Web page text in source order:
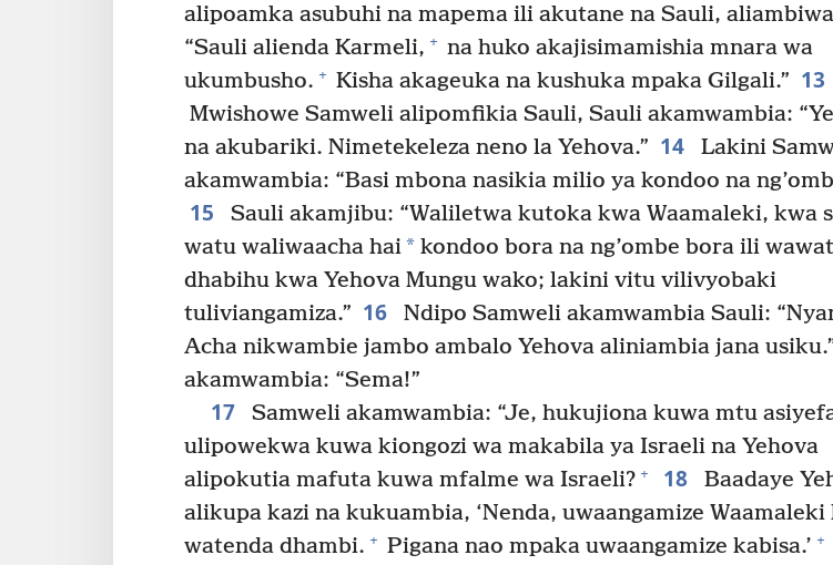
alipoamka asubuhi na mapema ili akutane na Sauli,
“Sauli alienda Karmeli, + na huko akajisimamishia mnara wa
ukumbusho. + Kisha akageuka na kushuka mpaka Gilgali.” 13
Mwishowe Samweli alipomfikia Sauli, Sauli akamwambia:
na akubariki. Nimetekeleza neno la Yehova.” 14
Lakini
akamwambia: “Basi mbona nasikia milio ya kondoo na
15
Sauli akamjibu: “Waliletwa kutoka kwa Waamaleki, kwa
watu waliwaacha hai* kondoo bora na ng’ombe bora ili
dhabihu kwa Yehova Mungu wako; lakini vitu vilivyobaki
tuliviangamiza.” 16
Ndipo Samweli akamwambia Sauli:
Acha nikwambie jambo ambalo Yehova aliniambia jana
akamwambia: “Sema!”
17 Samweli akamwambia: “Je, hukujiona kuwa mtu
ulipowekwa kuwa kiongozi wa makabila ya Israeli na Yehova
alipokutia mafuta kuwa mfalme wa Israeli? + 18
Baadaye
alikupa kazi na kukuambia, ‘Nenda, uwaangamize Waamaleki
watenda dhambi. + Pigana nao mpaka uwaangamize kabisa.’ +